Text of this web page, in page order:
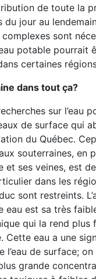
de toute la
du jour au
sont
potable pourrait
certaines
dans tout ça?
sur l’eau
de surface qui
du Québec.
souterraines, en
et ses veines, est
dans les
sont restreints.
eau est sa très
qui la rend plus
Cette eau a une
l’eau de surface;
grande